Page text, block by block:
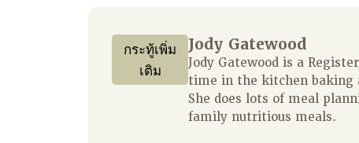
กระทู้เพิ่ม
เติม
Jody Gatewood
Jody Gatewood is a
time in the kitchen baking
She does lots of meal
family nutritious meals.